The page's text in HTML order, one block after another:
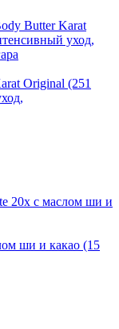
Original (251
ши и какао (15